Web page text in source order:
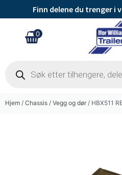
Finn delene du trenger i
0
Hjem / Chassis / Vegg og dør / HBX511